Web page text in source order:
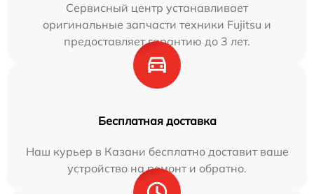
Сервисный центр устанавливает
оригинальные запчасти техники Fujitsu и
предоставляет гарантию до 3 лет.
Бесплатная доставка
Наш курьер в Казани бесплатно доставит ваше
устройство на ремонт и обратно.